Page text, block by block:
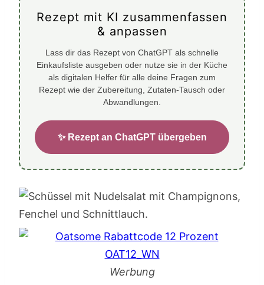
Rezept mit KI zusammenfassen
& anpassen
Lass dir das Rezept von ChatGPT als schnelle
Einkaufsliste ausgeben oder nutze sie in der Küche
als digitalen Helfer für alle deine Fragen zum
Rezept wie der Zubereitung, Zutaten-Tausch oder
Abwandlungen.
✨ Rezept an ChatGPT übergeben
Werbung